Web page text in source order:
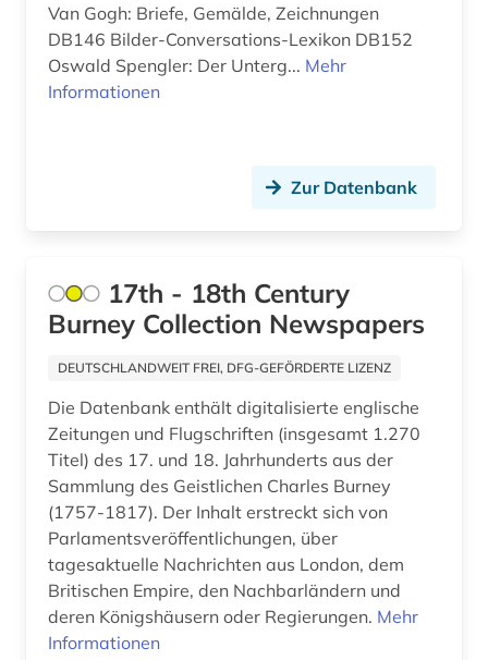
arabisch (11)
arabische literatur (2)
arabistik (4)
arbeit (6)
arbeitsmarkt (2)
arbeitsmedizin (1)
arbeitsrecht (3)
arbeitsschutz (2)
Polen (18)
Portugal (11)
Saarland (10)
Sachsen (19)
Sachsen-Anhalt (8)
Schleswig-Holstein (7)
Schweden (24)
Schweiz (70)
Serbien (13)
Skandinavien (4)
Slowakei (10)
Van Gogh: Briefe, Gemälde, Zeichnungen
DB146 Bilder-Conversations-Lexikon DB152
Oswald Spengler: Der Unterg... Mehr
Informationen
Zur Datenbank
17th - 18th Century
Burney Collection Newspapers
DEUTSCHLANDWEIT FREI, DFG-GEFÖRDERTE LIZENZ
Die Datenbank enthält digitalisierte englische
Zeitungen und Flugschriften (insgesamt 1.270
Titel) des 17. und 18. Jahrhunderts aus der
Sammlung des Geistlichen Charles Burney
(1757-1817). Der Inhalt erstreckt sich von
Parlamentsveröffentlichungen, über
tagesaktuelle Nachrichten aus London, dem
Britischen Empire, den Nachbarländern und
deren Königshäusern oder Regierungen. Mehr
Informationen